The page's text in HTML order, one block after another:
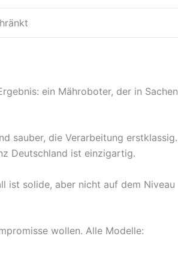
ein Mähroboter, der in Sachen
sauber, die Verarbeitung erstklassig.
Deutschland ist einzigartig.
ist solide, aber nicht auf dem Niveau
wollen. Alle Modelle: